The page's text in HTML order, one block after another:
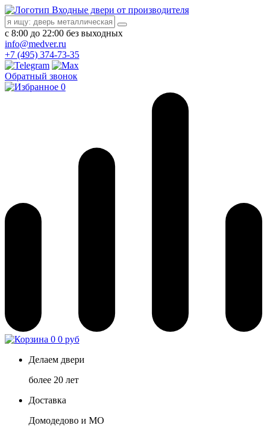
Входные двери от производителя
с 8:00 до 22:00 без выходных
info@medver.ru
+7 (495) 374-73-35
Обратный звонок
0
0 0 руб
Делаем двери
более 20 лет
Доставка
Домодедово и МО